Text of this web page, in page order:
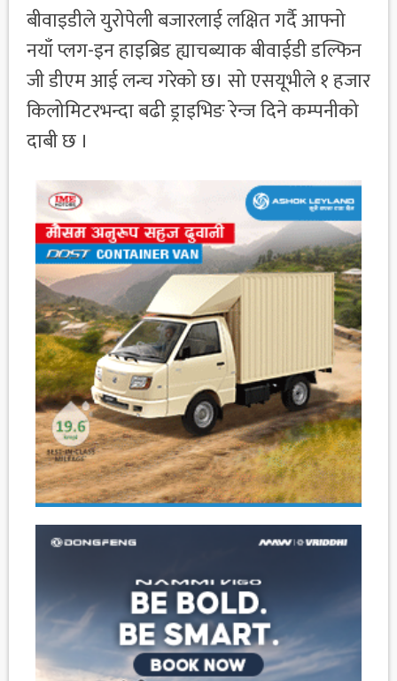
बीवाइडीले युरोपेली बजारलाई लक्षित गर्दै आफ्नो
नयाँ प्लग-इन हाइब्रिड ह्याचब्याक बीवाईडी डल्फिन
जी डीएम आई लन्च गरेको छ। सो एसयूभीले १ हजार
किलोमिटरभन्दा बढी ड्राइभिङ रेन्ज दिने कम्पनीको
दाबी छ ।